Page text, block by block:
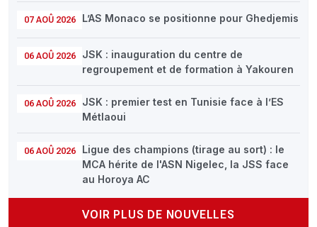
07 AOÛ 2026 L’AS Monaco se positionne pour Ghedjemis
06 AOÛ 2026
JSK : inauguration du centre de
regroupement et de formation à Yakouren
06 AOÛ 2026
JSK : premier test en Tunisie face à l’ES
Métlaoui
06 AOÛ 2026
Ligue des champions (tirage au sort) : le
MCA hérite de l'ASN Nigelec, la JSS face
au Horoya AC
VOIR PLUS DE NOUVELLES